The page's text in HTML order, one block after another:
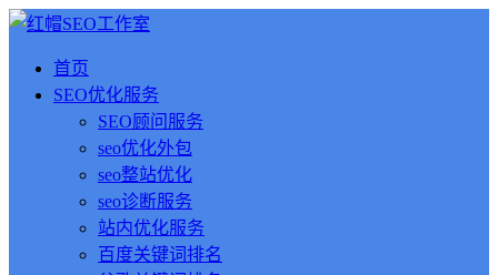
首页
SEO优化服务
SEO顾问服务
seo优化外包
seo整站优化
seo诊断服务
站内优化服务
百度关键词排名